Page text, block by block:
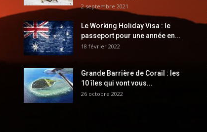
2 septembre 2021
Le Working Holiday Visa : le
passeport pour une année en...
18 février 2022
Grande Barrière de Corail : les
10 îles qui vont vous...
26 octobre 2022